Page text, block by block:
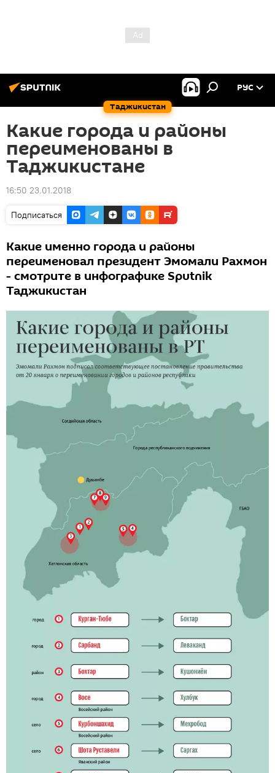
Таджикистан
РУС
Какие города и районы
переименованы в
Таджикистане
16:50 23.01.2018
Подписаться
Какие именно города и районы
переименовал президент Эмомали Рахмон
- смотрите в инфографике Sputnik
Таджикистан